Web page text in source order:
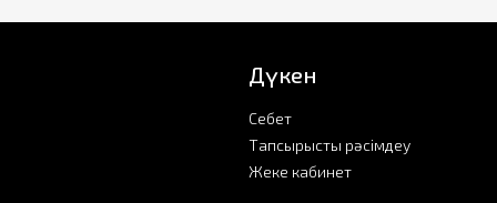
Дүкен
Себет
Тапсырысты рәсімдеу
Жеке кабинет